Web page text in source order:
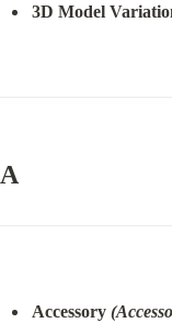
3D Model
A
Accessory